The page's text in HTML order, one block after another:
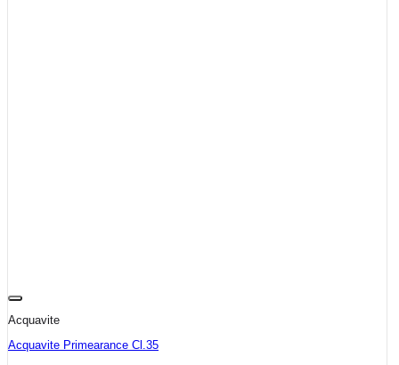
Acquavite
Acquavite Primearance Cl.35